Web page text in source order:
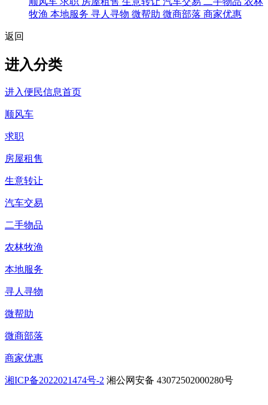
牧渔 本地服务 寻人寻物 微帮助 微商部落 商家优惠
返回
进入分类
进入便民信息首页
顺风车
求职
房屋租售
生意转让
汽车交易
二手物品
农林牧渔
本地服务
寻人寻物
微帮助
微商部落
商家优惠
湘ICP备2022021474号-2 湘公网安备 43072502000280号